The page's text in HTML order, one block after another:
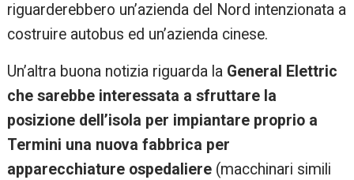
riguarderebbero un’azienda del Nord intenzionata a
costruire autobus ed un’azienda cinese.
Un’altra buona notizia riguarda la General Elettric
che sarebbe interessata a sfruttare la
posizione dell’isola per impiantare proprio a
Termini una nuova fabbrica per
apparecchiature ospedaliere (macchinari simili